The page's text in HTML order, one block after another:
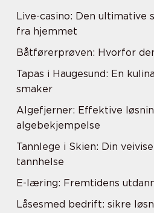
Live-casino: Den
fra hjemmet
Båtførerprøven: Hvorfor
Tapas i Haugesund: En
smaker
Algefjerner: Effektive
algebekjempelse
Tannlege i Skien: Din
tannhelse
E-læring: Fremtidens
Låsesmed bedrift: sikre